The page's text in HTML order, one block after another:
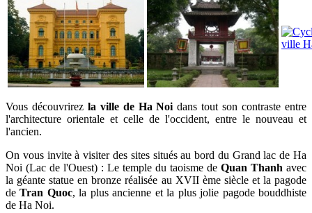
Vous découvrirez la ville de Ha Noi dans tout son contraste entre
l'architecture orientale et celle de l'occident, entre le nouveau et
l'ancien.
On vous invite à visiter des sites situés au bord du Grand lac de Ha
Noi (Lac de l'Ouest) : Le temple du taoisme de Quan Thanh avec
la géante statue en bronze réalisée au XVII ème siècle et la pagode
deTran Quoc, la plus ancienne et la plus jolie pagode bouddhiste
de Ha Noi.